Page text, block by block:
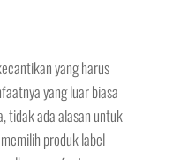
yang harus
yang luar biasa
tidak ada alasan untuk
produk label